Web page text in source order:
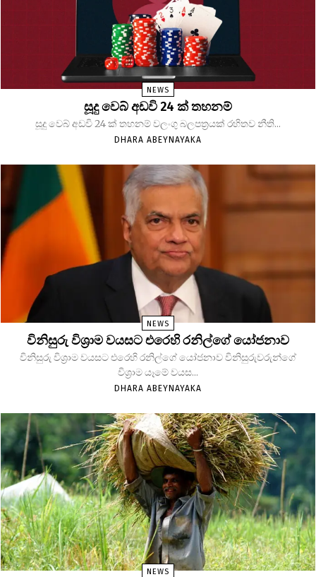
NEWS
සූදු වෙබ් අඩවි 24 ක් තහනම්
සූදු වෙබ් අඩවි 24 ක් තහනම් වලංගු බලපත්‍රයක් රහිතව නීති...
DHARA ABEYNAYAKA
NEWS
විනිසුරු විශ්‍රාම වයසට එරෙහි රනිල්ගේ යෝජනාව
විනිසුරු විශ්‍රාම වයසට එරෙහි රනිල්ගේ යෝජනාව විනිසුරුවරුන්ගේ
විශ්‍රාම යෑමේ වයස...
DHARA ABEYNAYAKA
NEWS